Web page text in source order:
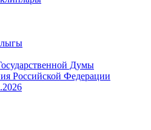
Думы
Российской Федерации